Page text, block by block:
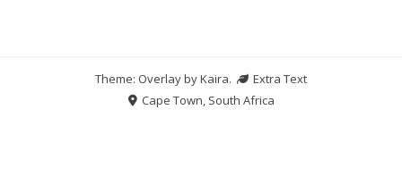
Theme: Overlay byKaira.
Extra Text
Cape Town, South Africa